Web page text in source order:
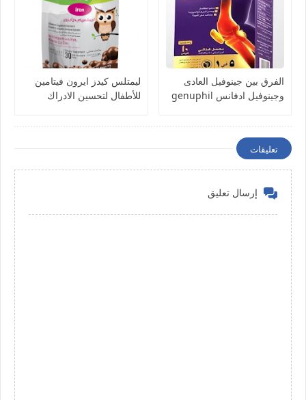
الفرق بين جينوفيل العادى
وجينوفيل ادفانس genuphil
ليمتلس كيدز ايرون فيتامين
للأطفال لتحسين الادراك
تعليقات
إرسال تعليق